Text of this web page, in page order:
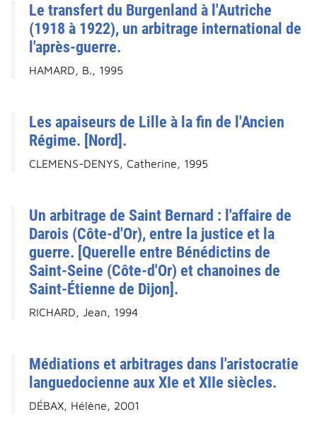
Le transfert du Burgenland à l'Autriche
(1918 à 1922), un arbitrage international de
l'après-guerre.
HAMARD, B., 1995
Les apaiseurs de Lille à la fin de l'Ancien
Régime. [Nord].
CLEMENS-DENYS, Catherine, 1995
Un arbitrage de Saint Bernard : l'affaire de
Darois (Côte-d'Or), entre la justice et la
guerre. [Querelle entre Bénédictins de
Saint-Seine (Côte-d'Or) et chanoines de
Saint-Étienne de Dijon].
RICHARD, Jean, 1994
Médiations et arbitrages dans l'aristocratie
languedocienne aux XIe et XIIe siècles.
DÉBAX, Hélène, 2001